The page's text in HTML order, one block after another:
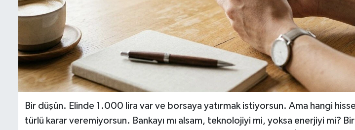
Bir düşün. Elinde 1.000 lira var ve borsaya yatırmak istiyorsun. Ama hangi
türlü karar veremiyorsun. Bankayı mı alsam, teknolojiyi mi, yoksa enerjiyi mi?